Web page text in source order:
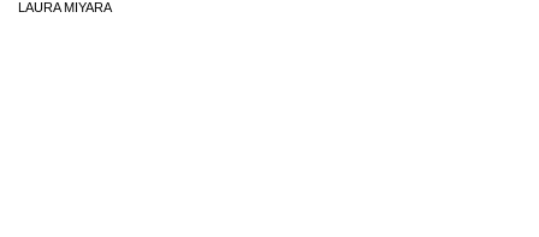
LAURA MIYARA